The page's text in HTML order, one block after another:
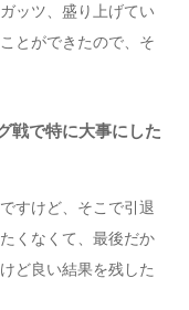
ッツ、盛り上げてい
とができたので、そ
戦で特に大事にした
すけど、そこで引退
くなくて、最後だか
ど良い結果を残した